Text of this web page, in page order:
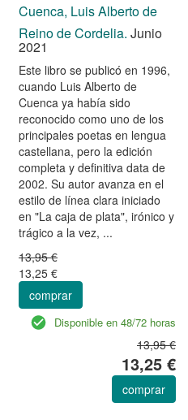
Cuenca, Luis Alberto de
Reino de Cordelia. Junio
2021
Este libro se publicó en 1996,
cuando Luis Alberto de
Cuenca ya había sido
reconocido como uno de los
principales poetas en lengua
castellana, pero la edición
completa y definitiva data de
2002. Su autor avanza en el
estilo de línea clara iniciado
en "La caja de plata", irónico y
trágico a la vez, ...
13,95 €
13,25 €
comprar
Disponible en 48/72 horas
13,95 €
13,25 €
comprar